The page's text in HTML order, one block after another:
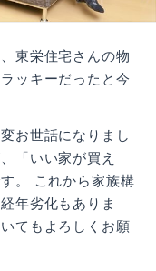
東栄住宅さんの物
ッキーだったと今
お世話になりまし
「いい家が買え
。 これから家族構
年劣化もありま
てもよろしくお願